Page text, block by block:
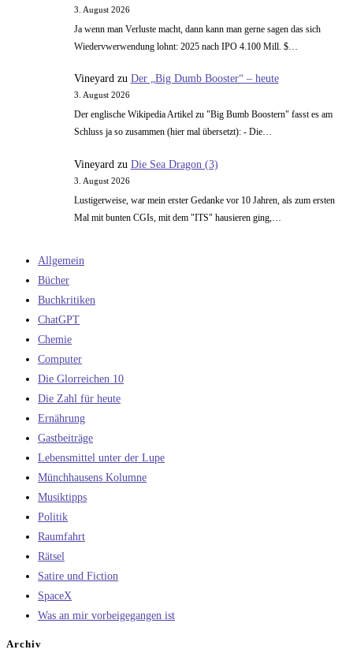
3. August 2026
Ja wenn man Verluste macht, dann kann man gerne sagen das sich
Wiedervwerwendung lohnt: 2025 nach IPO 4.100 Mill. $…
Vineyardzu Der „Big Dumb Booster“ – heute
3. August 2026
Der englische Wikipedia Artikel zu "Big Bumb Boostern" fasst es am
Schluss ja so zusammen (hier mal übersetzt): - Die…
Vineyard zu Die Sea Dragon (3)
3. August 2026
Lustigerweise, war mein erster Gedanke vor 10 Jahren, als zum ersten
Mal mit bunten CGIs, mit dem "ITS" hausieren ging,…
Allgemein
Bücher
Buchkritiken
ChatGPT
Chemie
Computer
Die Glorreichen 10
Die Zahl für heute
Ernährung
Gastbeiträge
Lebensmittel unter der Lupe
Münchhausens Kolumne
Musiktipps
Politik
Raumfahrt
Rätsel
Satire und Fiction
SpaceX
Was an mir vorbeigegangen ist
Archiv